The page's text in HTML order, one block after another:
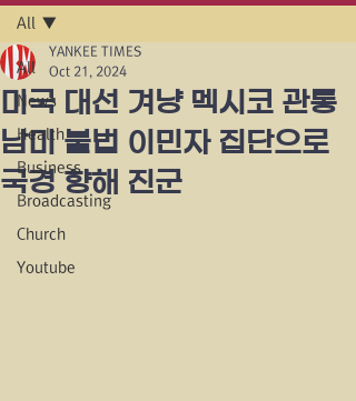
All
News
Health
Business
Broadcasting
Church
Youtube
All
미국 대선 겨냥 멕시코 관통
남미 불법 이민자 집단으로
국경 향해 진군
YANKEE TIMES
Oct 21, 2024